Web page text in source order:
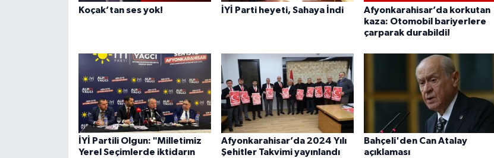
Koçak’tan ses yok! İYİ Parti heyeti, Sahaya İndi
Afyonkarahisar’da korkutan
kaza: Otomobil bariyerlere
çarparak durabildi!
İYİ Partili Olgun: "Milletimiz
Yerel Seçimlerde iktidarın
Afyonkarahisar’da 2024 Yılı
Şehitler Takvimi yayınlandı
Bahçeli'den Can Atalay
açıklaması